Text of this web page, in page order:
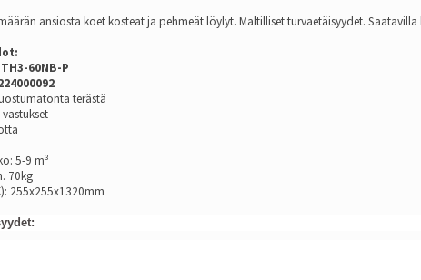
ansiosta koet kosteat ja pehmeät löylyt. Maltilliset turvaetäisyydet.
TH3-60NB-P
terästä
5-9 m³
70kg
255x255x1320mm